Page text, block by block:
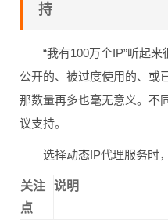
持
“我有100万个IP”听起
公开的、被过度使用的、或
那数量再多也毫无意义。不
议支持。
选择动态IP代理服务时
关注
点
说明